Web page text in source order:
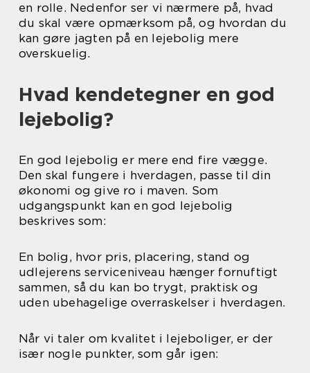
en rolle. Nedenfor ser vi nærmere på, hvad
du skal være opmærksom på, og hvordan du
kan gøre jagten på en lejebolig mere
overskuelig.
Hvad kendetegner en god
lejebolig?
En god lejebolig er mere end fire vægge.
Den skal fungere i hverdagen, passe til din
økonomi og give ro i maven. Som
udgangspunkt kan en god lejebolig
beskrives som:
En bolig, hvor pris, placering, stand og
udlejerens serviceniveau hænger fornuftigt
sammen, så du kan bo trygt, praktisk og
uden ubehagelige overraskelser i hverdagen.
Når vi taler om kvalitet i lejeboliger, er der
især nogle punkter, som går igen: